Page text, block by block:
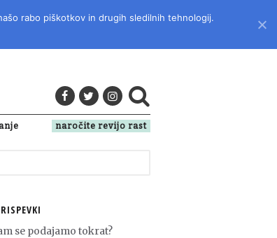
KULTURO IN DRUŽBENA VPRAŠANJA
naročite revijo rast
se podajamo tokrat?
rabo piškotkov in drugih sledilnih tehnologij.